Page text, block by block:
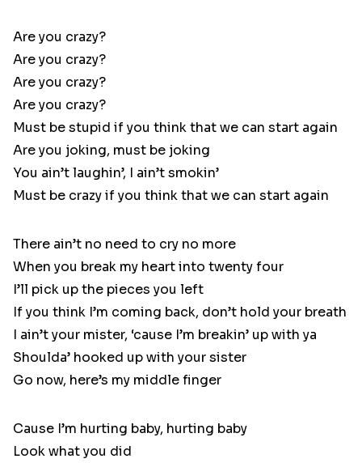
Are you crazy?
Are you crazy?
Are you crazy?
Are you crazy?
Must be stupid if you think that we can start again
Are you joking, must be joking
You ain’t laughin’, I ain’t smokin’
Must be crazy if you think that we can start again
There ain’t no need to cry no more
When you break my heart into twenty four
I’ll pick up the pieces you left
If you think I’m coming back, don’t hold your breath
I ain’t your mister, ‘cause I’m breakin’ up with ya
Shoulda’ hooked up with your sister
Go now, here’s my middle finger
Cause I’m hurting baby, hurting baby
Look what you did